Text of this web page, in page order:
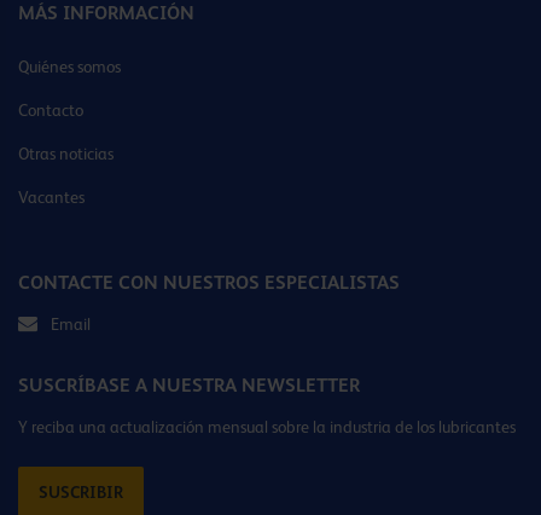
MÁS INFORMACIÓN
Quiénes somos
Contacto
Otras noticias
Vacantes
CONTACTE CON NUESTROS ESPECIALISTAS
Email
SUSCRÍBASE A NUESTRA NEWSLETTER
Y reciba una actualización mensual sobre la industria de los lubricantes
SUSCRIBIR